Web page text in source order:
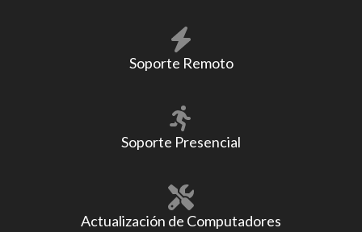
Soporte Remoto
Soporte Presencial
Actualización de Computadores